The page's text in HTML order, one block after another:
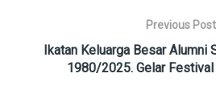
Previous Post
Ikatan Keluarga Besar Alumni
1980/2025. Gelar